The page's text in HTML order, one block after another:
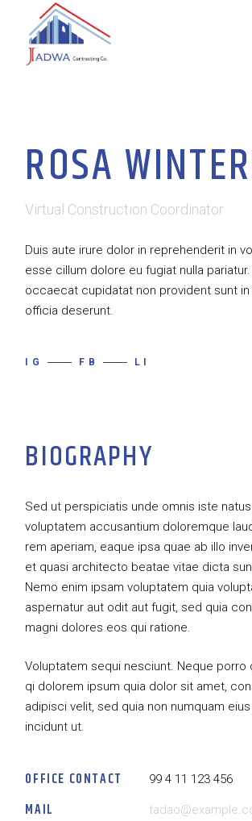
ROSA
Virtual Construction Coordinator
Duis aute irure dolor in reprehenderit in
esse cillum dolore eu fugiat nulla
occaecat cupidatat non provident sunt
officia deserunt.
IG FB LI
BIOGRAPHY
Sed ut perspiciatis unde omnis iste
voluptatem accusantium doloremque
rem aperiam, eaque ipsa quae ab illo
et quasi architecto beatae vitae dicta
Nemo enim ipsam voluptatem quia
aspernatur aut odit aut fugit, sed quia
magni dolores eos qui ratione.
Voluptatem sequi nesciunt. Neque porro
qi dolorem ipsum quia dolor sit amet,
adipisci velit, sed quia non numquam
incidunt ut.
OFFICE CONTACT 99 4 11 123 456
MAIL